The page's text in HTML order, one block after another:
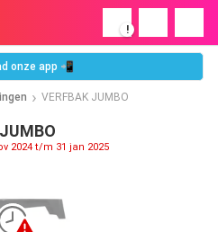
!
onze app 📲
VERFBAK JUMBO
2024 t/m 31 jan 2025